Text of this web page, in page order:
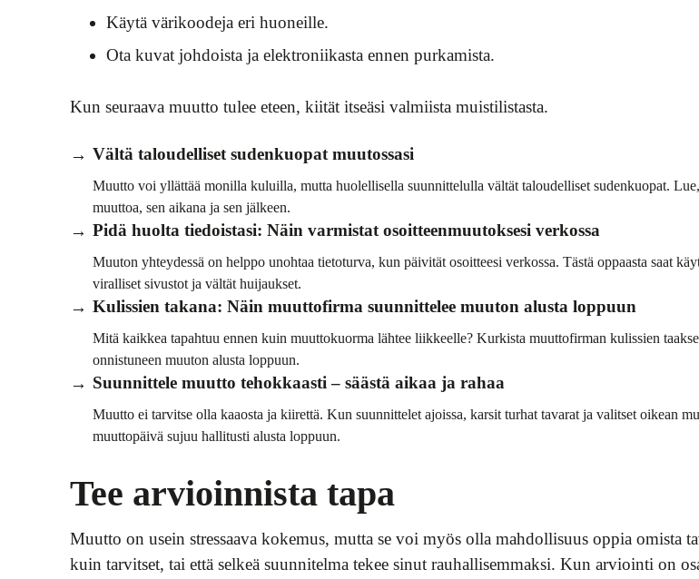
Käytä värikoodeja eri huoneille.
Ota kuvat johdoista ja elektroniikasta ennen purkamista.
Kun seuraava muutto tulee eteen, kiität itseäsi valmiista muistilistasta.
Vältä taloudelliset sudenkuopat muutossasi
Muutto voi yllättää monilla kuluilla, mutta huolellisella suunnittelulla vältät taloudelliset sudenkuopat.
muuttoa, sen aikana ja sen jälkeen.
Pidä huolta tiedoistasi: Näin varmistat osoitteenmuutoksesi verkossa
Muuton yhteydessä on helppo unohtaa tietoturva, kun päivität osoitteesi verkossa. Tästä oppaasta saat
viralliset sivustot ja vältät huijaukset.
Kulissien takana: Näin muuttofirma suunnittelee muuton alusta loppuun
Mitä kaikkea tapahtuu ennen kuin muuttokuorma lähtee liikkeelle? Kurkista muuttofirman kulissien
onnistuneen muuton alusta loppuun.
Suunnittele muutto tehokkaasti – säästä aikaa ja rahaa
Muutto ei tarvitse olla kaaosta ja kiirettä. Kun suunnittelet ajoissa, karsit turhat tavarat ja valitset oikean
muuttopäivä sujuu hallitusti alusta loppuun.
Tee arvioinnista tapa
Muutto on usein stressaava kokemus, mutta se voi myös olla mahdollisuus oppia omista
kuin tarvitset, tai että selkeä suunnitelma tekee sinut rauhallisemmaksi. Kun arviointi on